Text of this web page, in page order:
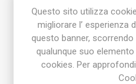
Tensione Di
Altezza
Garanzia:
Collegamento
Questo sito utilizza
migliorare l’ esperienza
questo banner,
qualunque suo
cookies. Per